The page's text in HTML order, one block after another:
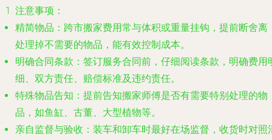
注意事项 ：
精简物品 ：跨市搬家费用常与体积或重量挂钩，提前断舍离
处理掉不需要的物品，能有效控制成本。
明确合同条款 ：签订服务合同前，仔细阅读条款，明确费用
细、双方责任、赔偿标准及违约责任。
特殊物品告知 ：提前告知搬家师傅是否有需要特别处理的物
品，如鱼缸、古董、大型植物等。
亲自监督与验收 ：装车和卸车时最好在场监督，收货时对照